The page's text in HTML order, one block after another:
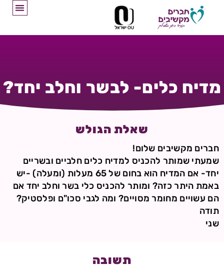
מדיח כלים- לבשר וחלב יחד?
שאלת הגולש
חברים מקשיבים שלום!
שמעתי שמותר להכניס למדיח כלים חלביים ובשריים
יחד- אם המדיח הוא בחום של 65 מעלות (ומעלה) -יש
באמת היתר כזה? ומותר להכניס כלי בשר וחלב יחד אם
הם עשויים מחומר מסויים? ומה לגבי סכו"ם ופלסטיק?
תודה
שני
תשובה